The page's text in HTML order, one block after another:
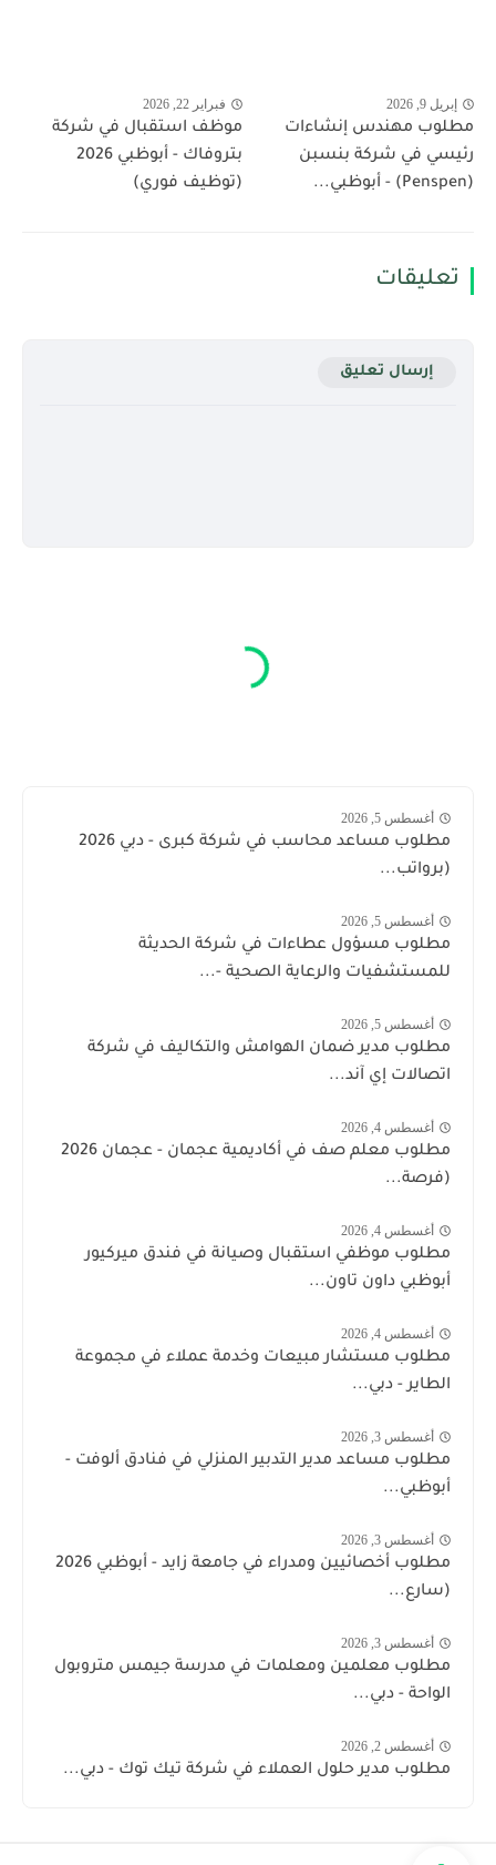
إبريل 9, 2026
مطلوب مهندس إنشاءات
رئيسي في شركة بنسبن
(Penspen) - أبوظبي...
فبراير 22, 2026
موظف استقبال في شركة
بتروفاك - أبوظبي 2026
(توظيف فوري)
تعليقات
إرسال تعليق
أغسطس 5, 2026
مطلوب مساعد محاسب في شركة كبرى - دبي 2026
(برواتب...
أغسطس 5, 2026
مطلوب مسؤول عطاءات في شركة الحديثة
للمستشفيات والرعاية الصحية -...
أغسطس 5, 2026
مطلوب مدير ضمان الهوامش والتكاليف في شركة
اتصالات إي آند...
أغسطس 4, 2026
مطلوب معلم صف في أكاديمية عجمان - عجمان 2026
(فرصة...
أغسطس 4, 2026
مطلوب موظفي استقبال وصيانة في فندق ميركيور
أبوظبي داون تاون...
أغسطس 4, 2026
مطلوب مستشار مبيعات وخدمة عملاء في مجموعة
الطاير - دبي...
أغسطس 3, 2026
مطلوب مساعد مدير التدبير المنزلي في فنادق ألوفت -
أبوظبي...
أغسطس 3, 2026
مطلوب أخصائيين ومدراء في جامعة زايد - أبوظبي 2026
(سارع...
أغسطس 3, 2026
مطلوب معلمين ومعلمات في مدرسة جيمس متروبول
الواحة - دبي...
أغسطس 2, 2026
مطلوب مدير حلول العملاء في شركة تيك توك - دبي...